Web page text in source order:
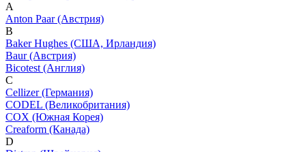
A
Anton Paar (Австрия)
B
Baker Hughes (США, Ирландия)
Baur (Австрия)
Bicotest (Англия)
C
Cellizer (Германия)
CODEL (Великобритания)
COX (Южная Корея)
Creaform (Канада)
D